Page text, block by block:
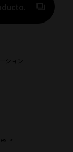
(Se abre
ョン